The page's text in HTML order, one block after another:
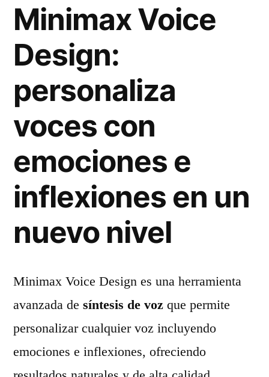
Minimax Voice
Design:
personaliza
voces con
emociones e
inflexiones en un
nuevo nivel
Minimax Voice Design es una herramienta
avanzada de síntesis de voz que permite
personalizar cualquier voz incluyendo
emociones e inflexiones, ofreciendo